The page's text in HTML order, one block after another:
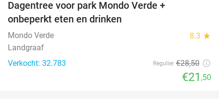
Dagentree voor park Mondo Verde +
onbeperkt eten en drinken
Mondo Verde 8.3 star
Landgraaf
Verkocht: 32.783
Regulier €28,50
€21 ,50